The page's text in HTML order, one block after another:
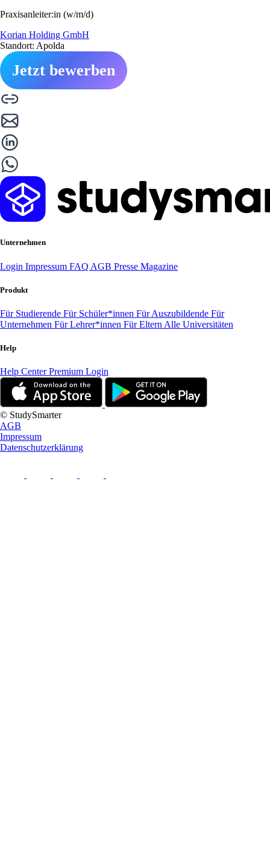
Praxisanleiter:in (w/m/d)
Korian Holding GmbH
Standort: Apolda
Jetzt bewerben
Unternehmen
Login Impressum FAQ AGB Presse Magazine
Produkt
Für Studierende Für Schüler*innen Für Auszubildende Für
Unternehmen Für Lehrer*innen Für Eltern Alle Universitäten
Help
Help CenterPremium Login
© StudySmarter
AGB
Impressum
Datenschutzerklärung